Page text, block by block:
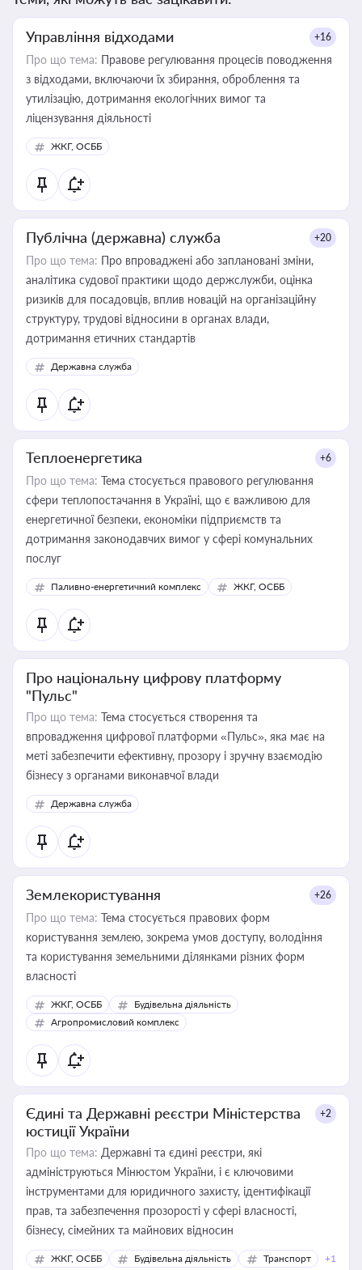
Управління відходами +16
Про що тема: Правове регулювання процесів поводження
з відходами, включаючи їх збирання, оброблення та
утилізацію, дотримання екологічних вимог та
ліцензування діяльності
ЖКГ, ОСББ
Публічна (державна) служба +20
Про що тема: Про впроваджені або заплановані зміни,
аналітика судової практики щодо держслужби, оцінка
ризиків для посадовців, вплив новацій на організаційну
структуру, трудові відносини в органах влади,
дотримання етичних стандартів
Державна служба
Теплоенергетика +6
Про що тема: Тема стосується правового регулювання
сфери теплопостачання в Україні, що є важливою для
енергетичної безпеки, економіки підприємств та
дотримання законодавчих вимог у сфері комунальних
послуг
Паливно-енергетичний комплекс ЖКГ, ОСББ
Про національну цифрову платформу
"Пульс"
Про що тема: Тема стосується створення та
впровадження цифрової платформи «Пульс», яка має на
меті забезпечити ефективну, прозору і зручну взаємодію
бізнесу з органами виконавчої влади
Державна служба
Землекористування +26
Про що тема: Тема стосується правових форм
користування землею, зокрема умов доступу, володіння
та користування земельними ділянками різних форм
власності
ЖКГ, ОСББ
Будівельна діяльність
Агропромисловий комплекс
Єдині та Державні реєстри Міністерства
юстиції України
+2
Про що тема: Державні та єдині реєстри, які
адмініструються Мінюстом України, і є ключовими
інструментами для юридичного захисту, ідентифікації
прав, та забезпечення прозорості у сфері власності,
бізнесу, сімейних та майнових відносин
ЖКГ, ОСББ Будівельна діяльність Транспорт +1